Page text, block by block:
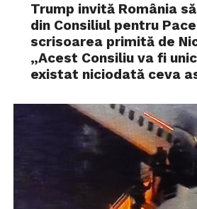
Trump invită România
din Consiliul pentru
scrisoarea primită de
„Acest Consiliu va fi
existat niciodată ceva